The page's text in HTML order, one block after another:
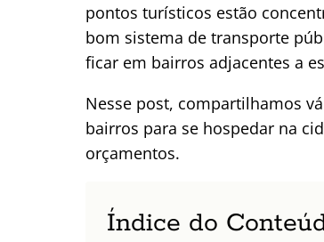
pontos turísticos estão
bom sistema de transporte
ficar em bairros adjacentes a
Nesse post, compartilhamos
bairros para se hospedar na
orçamentos.
Índice do